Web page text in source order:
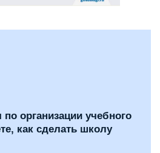
организации учебного
как сделать школу